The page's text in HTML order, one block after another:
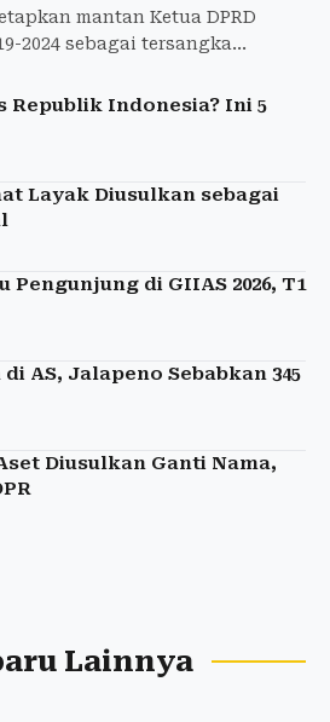
mantan Ketua DPRD
2024 sebagai tersangka
Rp3,
Republik Indonesia? Ini 5
Layak Diusulkan sebagai
Pengunjung di GIIAS 2026, T1
AS, Jalapeno Sebabkan 345
Diusulkan Ganti Nama,
Lainnya